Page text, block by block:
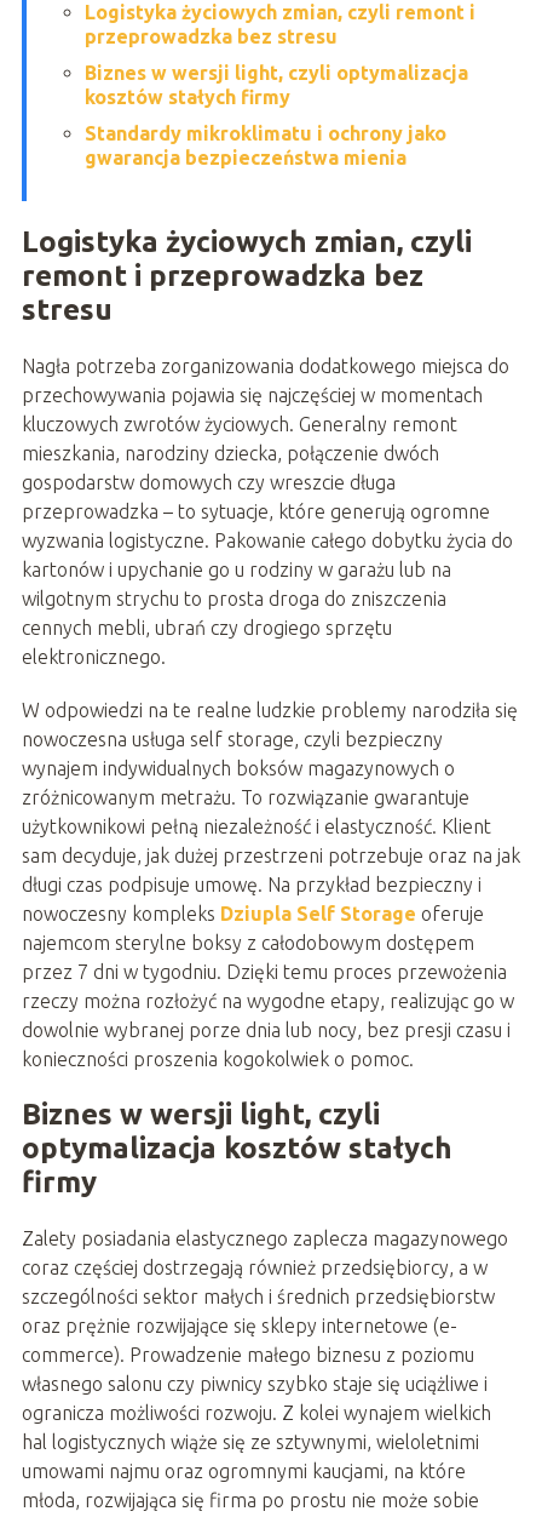
Logistyka życiowych zmian, czyli remont i
przeprowadzka bez stresu
Biznes w wersji light, czyli optymalizacja
kosztów stałych firmy
Standardy mikroklimatu i ochrony jako
gwarancja bezpieczeństwa mienia
Logistyka życiowych zmian, czyli
remont i przeprowadzka bez
stresu
Nagła potrzeba zorganizowania dodatkowego miejsca do
przechowywania pojawia się najczęściej w momentach
kluczowych zwrotów życiowych. Generalny remont
mieszkania, narodziny dziecka, połączenie dwóch
gospodarstw domowych czy wreszcie długa
przeprowadzka – to sytuacje, które generują ogromne
wyzwania logistyczne. Pakowanie całego dobytku życia do
kartonów i upychanie go u rodziny w garażu lub na
wilgotnym strychu to prosta droga do zniszczenia
cennych mebli, ubrań czy drogiego sprzętu
elektronicznego.
W odpowiedzi na te realne ludzkie problemy narodziła się
nowoczesna usługa self storage, czyli bezpieczny
wynajem indywidualnych boksów magazynowych o
zróżnicowanym metrażu. To rozwiązanie gwarantuje
użytkownikowi pełną niezależność i elastyczność. Klient
sam decyduje, jak dużej przestrzeni potrzebuje oraz na jak
długi czas podpisuje umowę. Na przykład bezpieczny i
nowoczesny kompleks Dziupla Self Storage oferuje
najemcom sterylne boksy z całodobowym dostępem
przez 7 dni w tygodniu. Dzięki temu proces przewożenia
rzeczy można rozłożyć na wygodne etapy, realizując go w
dowolnie wybranej porze dnia lub nocy, bez presji czasu i
konieczności proszenia kogokolwiek o pomoc.
Biznes w wersji light, czyli
optymalizacja kosztów stałych
firmy
Zalety posiadania elastycznego zaplecza magazynowego
coraz częściej dostrzegają również przedsiębiorcy, a w
szczególności sektor małych i średnich przedsiębiorstw
oraz prężnie rozwijające się sklepy internetowe (e-
commerce). Prowadzenie małego biznesu z poziomu
własnego salonu czy piwnicy szybko staje się uciążliwe i
ogranicza możliwości rozwoju. Z kolei wynajem wielkich
hal logistycznych wiąże się ze sztywnymi, wieloletnimi
umowami najmu oraz ogromnymi kaucjami, na które
młoda, rozwijająca się firma po prostu nie może sobie